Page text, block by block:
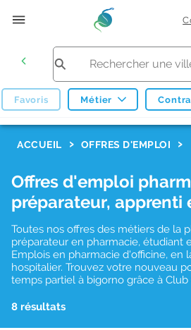
Favoris Métier
ACCUEIL OFFRES D'EMPLOI
Offres d'emploi
préparateur, apprenti
Toutes nos offres des métiers de la
préparateur en pharmacie, étudiant
Emplois en pharmacie d'officine, en
hospitalier. Trouvez votre nouveau
temps partiel à bigorno grâce à Club
8 résultats